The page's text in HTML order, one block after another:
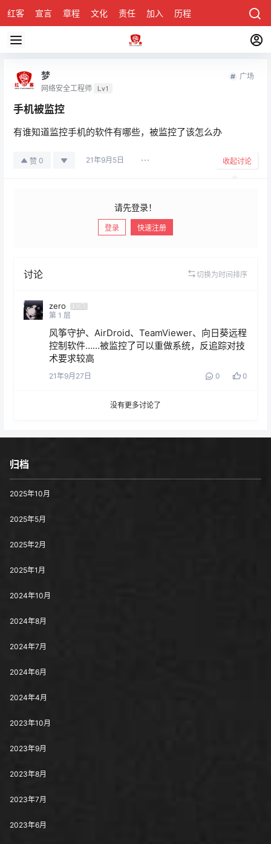
红客 宣言 章程 文化 责任 加入 历程 关于
梦
网络安全工程师 Lv1
广场
手机被监控
有谁知道监控手机的软件有哪些，被监控了该怎么办
赞 0 21年9月5日 收起讨论
请先登录！
登录 快速注册
讨论 切换为时间排序
zero
Lv3
第 1 层
风筝守护、AirDroid、TeamViewer、向日葵远程
控制软件……被监控了可以重做系统，反追踪对技
术要求较高
21年9月27日 0 0
没有更多讨论了
归档
2025年10月
2025年5月
2025年2月
2025年1月
2024年10月
2024年8月
2024年7月
2024年6月
2024年4月
2023年10月
2023年9月
2023年8月
2023年7月
2023年6月